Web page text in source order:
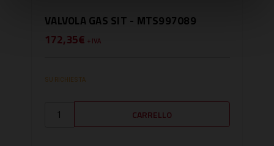
VALVOLA GAS SIT - MTS997089
172,35€ + IVA
SU RICHIESTA